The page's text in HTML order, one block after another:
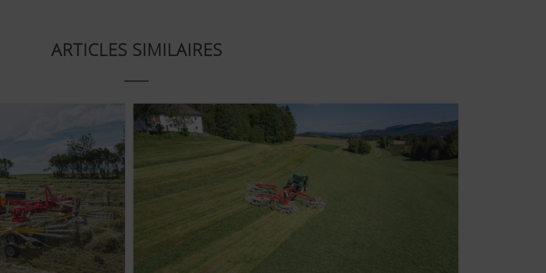
approuvée.
Enregistre les choix de l'utilisateur quant au pays et à la langue de
la convivialité et les performances de notre site internet. C'est pourquoi nous
Analyse l’utilisation du site internet, voir plus bas. 6 Mois
des informations importantes sur notre page Internet et sur nos réseaux sociaux et pour
web (dont des cookies) de certains partenaires. Ainsi, les contenus affichés sont
d'utilisation.
ARTICLES SIMILAIRES